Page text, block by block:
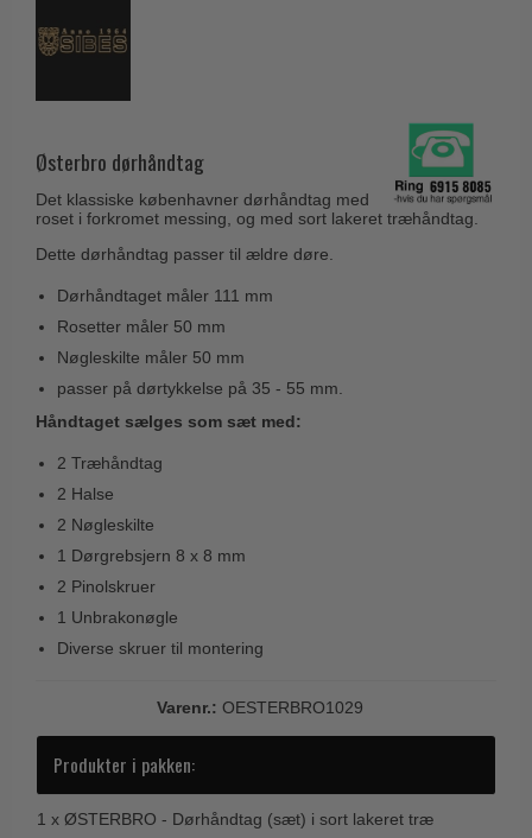
Delfin & Hvalros
Østerbro træ dørgreb
Dørgreb Buster+Punch
Formani dørgreb
FSB dørgreb
Randi Classic Line
Turnstyle Designs Dørgreb
Trædørgreb på Langskilt
Udendørs dørgreb
Brevindkast
Dørhængsler
Skruer
Knager & Kroge
Hattehylder
Kahytskrog
Messing pudsemiddel
Olivari
RDS Italienske dørgreb
Samuel Heath produkter
Sibes Metall
Søe-Jensen & Co.
Valli & Valli dørgreb
VONSILD Møbelgreb
Østerbro dørhåndtag
Det klassiske københavner dørhåndtag med
roset i forkromet messing, og med sort lakeret træhåndtag.
Dette dørhåndtag passer til ældre døre.
Dørhåndtaget måler 111 mm
Rosetter måler 50 mm
Nøgleskilte måler 50 mm
passer på dørtykkelse på 35 - 55 mm.
Håndtaget sælges som sæt med:
2 Træhåndtag
2 Halse
2 Nøgleskilte
1 Dørgrebsjern 8 x 8 mm
2 Pinolskruer
1 Unbrakonøgle
Diverse skruer til montering
Varenr.: OESTERBRO1029
Produkter i pakken:
1 x ØSTERBRO - Dørhåndtag (sæt) i sort lakeret træ